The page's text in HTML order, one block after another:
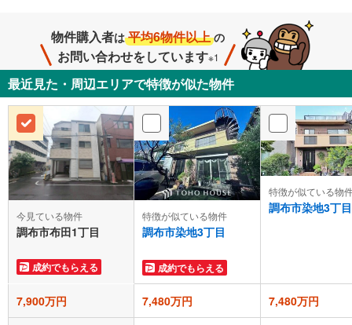
物件購入者は 平均6物件以上 の
お問い合わせをしています※1
最近見た・周辺エリアで特徴が似た物件
今見ている物件
調布市布田1丁目
成約でもらえる
特徴が似ている物件
調布市染地3丁目
成約でもらえる
特徴が似ている物
調布市染地3丁目
7,900万円 7,480万円 7,480万円